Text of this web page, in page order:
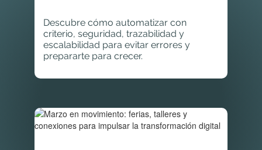
Descubre cómo automatizar con
criterio, seguridad, trazabilidad y
escalabilidad para evitar errores y
prepararte para crecer.